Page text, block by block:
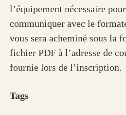
l’équipement nécessaire
communiquer avec le
vous sera acheminé sous la
fichier PDF à l’adresse de
fournie lors de l’inscription.
Tags